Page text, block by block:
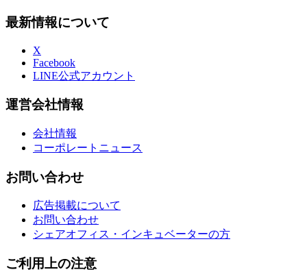
最新情報について
X
Facebook
LINE公式アカウント
運営会社情報
会社情報
コーポレートニュース
お問い合わせ
広告掲載について
お問い合わせ
シェアオフィス・インキュベーターの方
ご利用上の注意